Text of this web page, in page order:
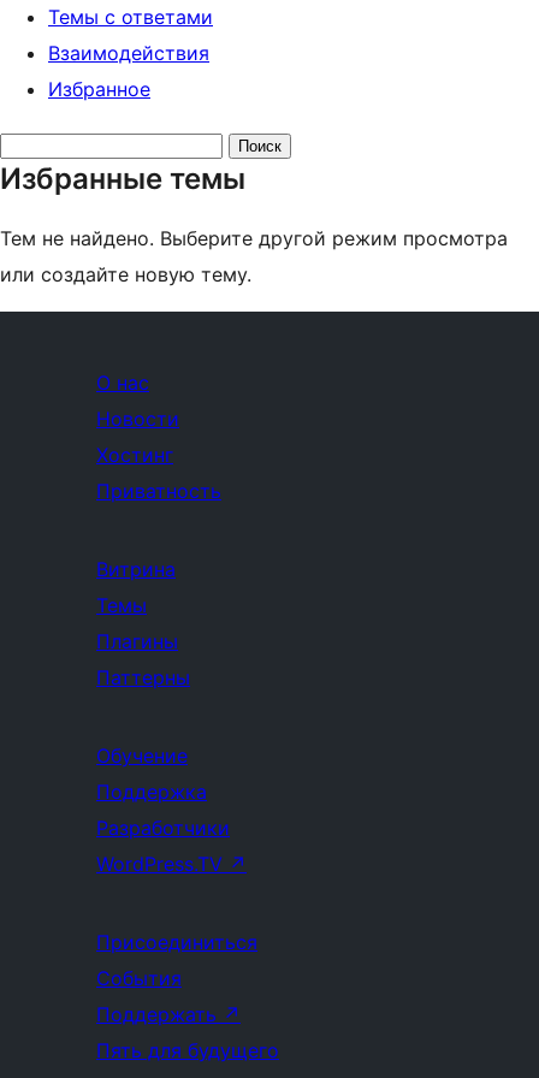
Темы с ответами
Взаимодействия
Избранное
тем:
Избранные темы
Тем не найдено. Выберите другой режим просмотра
или создайте новую тему.
О нас
Новости
Хостинг
Приватность
Витрина
Темы
Плагины
Паттерны
Обучение
Поддержка
Разработчики
WordPress.TV ↗
Присоединиться
События
Поддержать ↗
Пять для будущего